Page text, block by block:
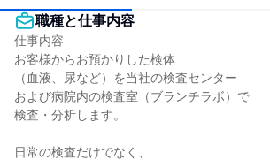
職種と仕事内容
仕事内容
お客様からお預かりした検体
（血液、尿など）を当社の検査センター
および病院内の検査室（ブランチラボ）で
検査・分析します。
日常の検査だけでなく、